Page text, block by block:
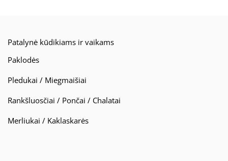
Patalynė kūdikiams ir vaikams
Paklodės
Pledukai / Miegmaišiai
Rankšluosčiai / Pončai / Chalatai
Merliukai / Kaklaskarės